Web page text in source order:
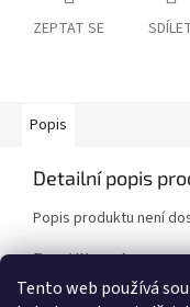
Tento web používá
ZEPTAT SE
Popis
Detailní popis
Popis produktu není
Doplňkové
Kategorie: